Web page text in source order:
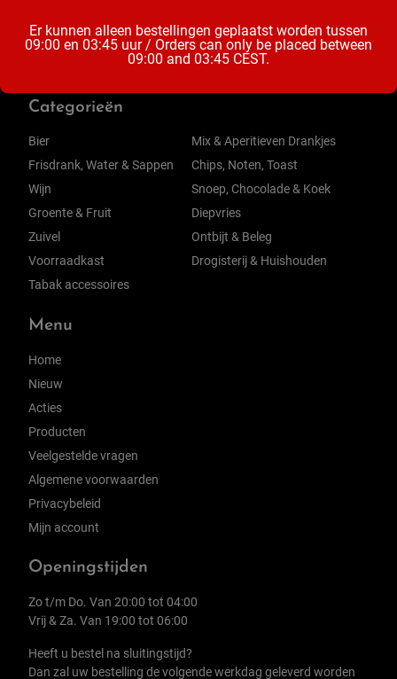
Categorieën
Bier
Frisdrank, Water & Sappen
Wijn
Groente & Fruit
Zuivel
Voorraadkast
Tabak accessoires
Mix & Aperitieven Drankjes
Chips, Noten, Toast
Snoep, Chocolade & Koek
Diepvries
Ontbijt & Beleg
Drogisterij & Huishouden
Menu
Home
Nieuw
Acties
Producten
Veelgestelde vragen
Algemene voorwaarden
Privacybeleid
Mijn account
Openingstijden
Zo t/m Do. Van 20:00 tot 04:00
Vrij & Za. Van 19:00 tot 06:00
Heeft u bestel na sluitingstijd?
Dan zal uw bestelling de volgende werkdag geleverd worden
Er kunnen alleen bestellingen geplaatst worden tussen
09:00 en 03:45 uur / Orders can only be placed between
09:00 and 03:45 CEST.